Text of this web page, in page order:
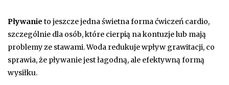
Pływanie to jeszcze jedna świetna forma ćwiczeń cardio,
szczególnie dla osób, które cierpią na kontuzje lub mają
problemy ze stawami. Woda redukuje wpływ grawitacji, co
sprawia, że pływanie jest łagodną, ale efektywną formą
wysiłku.